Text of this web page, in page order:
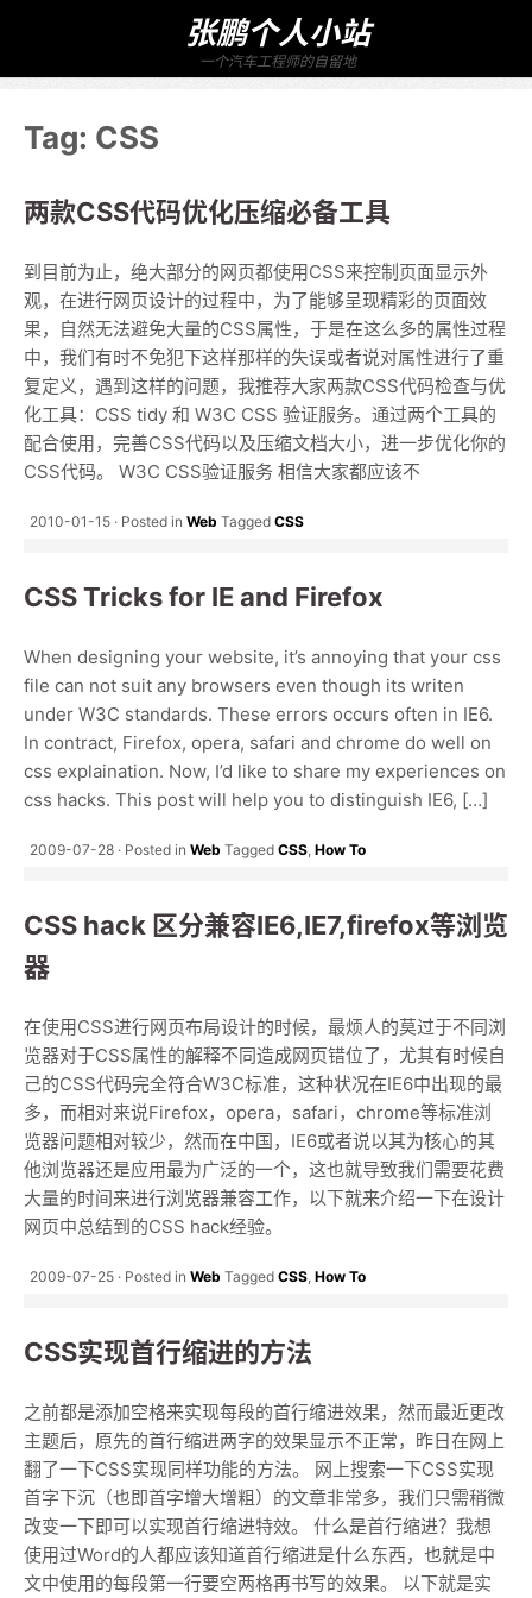
张鹏个人小站
一个汽车工程师的自留地
Tag: CSS
两款CSS代码优化压缩必备工具
到目前为止，绝大部分的网页都使用CSS来控制页面显示外
观，在进行网页设计的过程中，为了能够呈现精彩的页面效
果，自然无法避免大量的CSS属性，于是在这么多的属性过程
中，我们有时不免犯下这样那样的失误或者说对属性进行了重
复定义，遇到这样的问题，我推荐大家两款CSS代码检查与优
化工具：CSS tidy 和 W3C CSS 验证服务。通过两个工具的
配合使用，完善CSS代码以及压缩文档大小，进一步优化你的
CSS代码。 W3C CSS验证服务 相信大家都应该不
2010-01-15 Posted in Web Tagged CSS
CSS Tricks for IE and Firefox
When designing your website, it’s annoying that your css
file can not suit any browsers even though its writen
under W3C standards. These errors occurs often in IE6.
In contract, Firefox, opera, safari and chrome do well on
css explaination. Now, I’d like to share my experiences on
css hacks. This post will help you to distinguish IE6, […]
2009-07-28 Posted in Web Tagged CSS, How To
CSS hack 区分兼容IE6,IE7,firefox等浏览
器
在使用CSS进行网页布局设计的时候，最烦人的莫过于不同浏
览器对于CSS属性的解释不同造成网页错位了，尤其有时候自
己的CSS代码完全符合W3C标准，这种状况在IE6中出现的最
多，而相对来说Firefox，opera，safari，chrome等标准浏
览器问题相对较少，然而在中国，IE6或者说以其为核心的其
他浏览器还是应用最为广泛的一个，这也就导致我们需要花费
大量的时间来进行浏览器兼容工作，以下就来介绍一下在设计
网页中总结到的CSS hack经验。
2009-07-25 Posted in Web Tagged CSS, How To
CSS实现首行缩进的方法
之前都是添加空格来实现每段的首行缩进效果，然而最近更改
主题后，原先的首行缩进两字的效果显示不正常，昨日在网上
翻了一下CSS实现同样功能的方法。 网上搜索一下CSS实现
首字下沉（也即首字增大增粗）的文章非常多，我们只需稍微
改变一下即可以实现首行缩进特效。 什么是首行缩进？我想
使用过Word的人都应该知道首行缩进是什么东西，也就是中
文中使用的每段第一行要空两格再书写的效果。 以下就是实